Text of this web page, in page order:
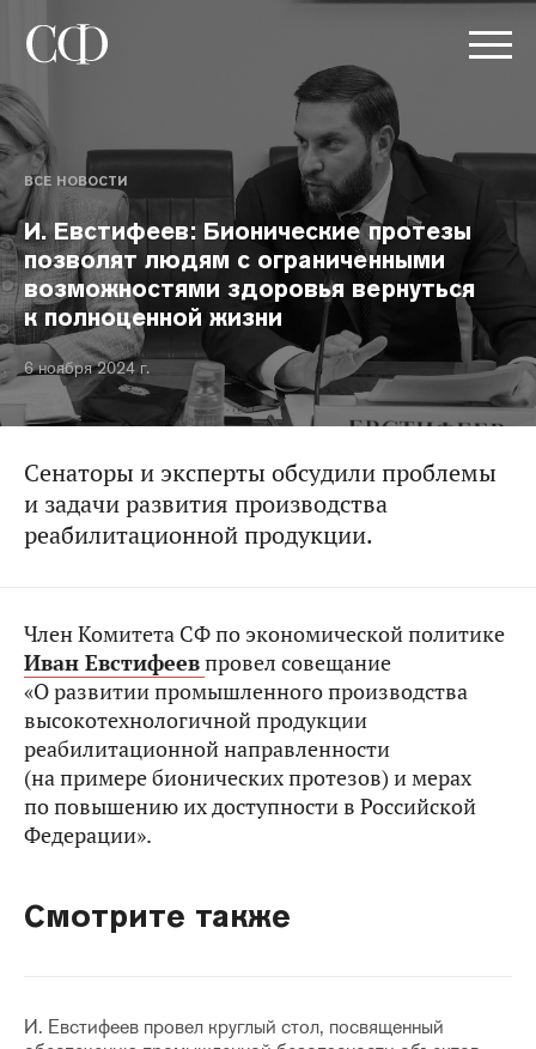
ВСЕ НОВОСТИ
И. Евстифеев: Бионические протезы
позволят людям с ограниченными
возможностями здоровья вернуться
к полноценной жизни
6 ноября 2024 г.
Сенаторы и эксперты обсудили проблемы
и задачи развития производства
реабилитационной продукции.
Член Комитета СФ по экономической политике
Иван Евстифеевпровел совещание
«О развитии промышленного производства
высокотехнологичной продукции
реабилитационной направленности
(на примере бионических протезов) и мерах
по повышению их доступности в Российской
Федерации».
Смотрите также
И. Евстифеев провел круглый стол, посвященный